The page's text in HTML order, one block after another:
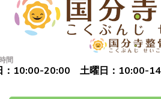
高松市で肩こり・
経痛の整体なら
「お体の不安を自信に変える」完全
骨院です
間
：10:00-20:00 土曜日：10:00-